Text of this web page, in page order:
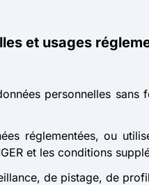
et usages
personnelles
réglementées, ou
et les conditions
de pistage, de